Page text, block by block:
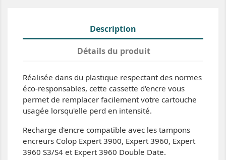
Description
Détails du produit
Réalisée dans du plastique respectant des normes
éco-responsables, cette cassette d'encre vous
permet de remplacer facilement votre cartouche
usagée lorsqu'elle perd en intensité.
Recharge d'encre compatible avec les tampons
encreurs Colop Expert 3900, Expert 3960, Expert
3960 S3/S4 et Expert 3960 Double Date.